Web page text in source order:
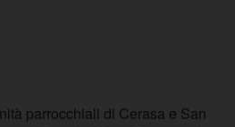
parrocchiali di Cerasa e San